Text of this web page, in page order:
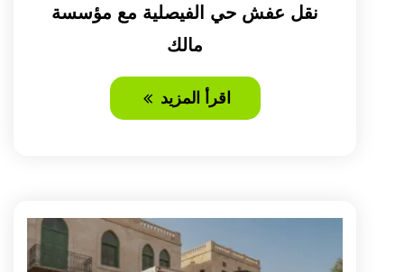
نقل عفش حي الفيصلية مع مؤسسة
مالك
اقرأ المزيد